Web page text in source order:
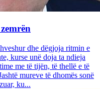
dhe dëgjoja ritmin e
kurse unë doja ta ndieja
me të tijën, të thellë e të
mureve të dhomës sonë
ku...